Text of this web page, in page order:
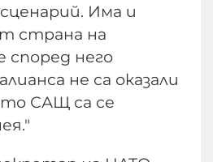
Има и
страна на
според него
не са оказали
САЩ са се